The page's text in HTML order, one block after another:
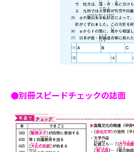
●別冊スピードチェックの誌面